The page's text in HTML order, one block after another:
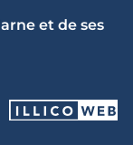
et de ses